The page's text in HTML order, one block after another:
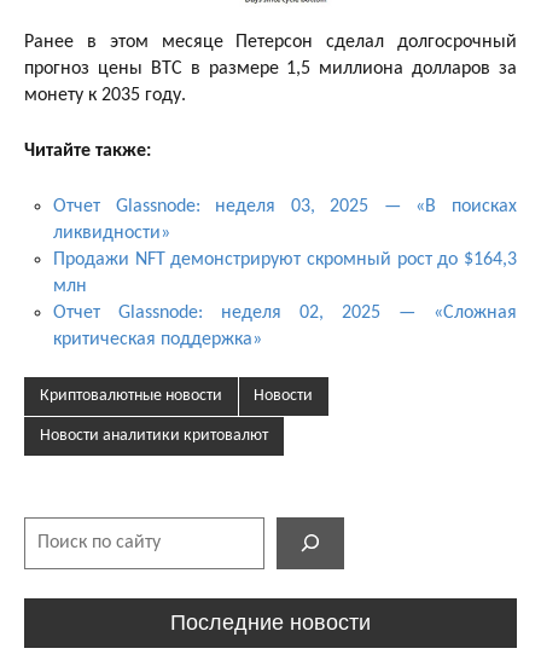
Ранее в этом месяце Петерсон сделал долгосрочный
прогноз цены BTC в размере 1,5 миллиона долларов за
монету к 2035 году.
Читайте также:
Отчет Glassnode: неделя 03, 2025 — «В поисках
ликвидности»
Продажи NFT демонстрируют скромный рост до $164,3
млн
Отчет Glassnode: неделя 02, 2025 — «Сложная
критическая поддержка»
Криптовалютные новости Новости
Новости аналитики критовалют
Последние новости